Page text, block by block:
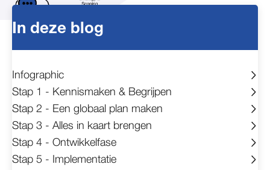
In deze blog
Infographic
Stap 1 - Kennismaken & Begrijpen
Stap 2 - Een globaal plan maken
Stap 3 - Alles in kaart brengen
Stap 4 - Ontwikkelfase
Stap 5 - Implementatie